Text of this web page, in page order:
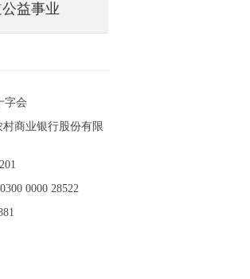
益事业
字会
村商业银行股份有限
0000 28522